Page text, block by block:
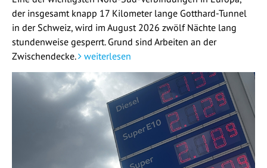
der insgesamt knapp 17 Kilometer lange Gotthard-Tunnel
in der Schweiz, wird im August 2026 zwölf Nächte lang
stundenweise gesperrt. Grund sind Arbeiten an der
Zwischendecke.
weiterlesen